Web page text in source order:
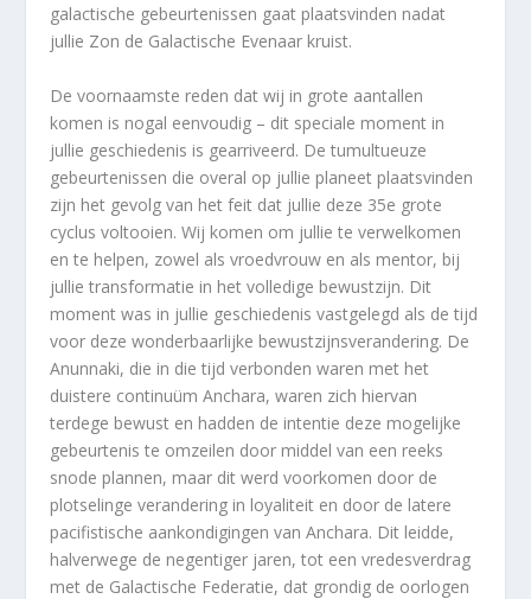
galactische gebeurtenissen gaat plaatsvinden nadat
jullie Zon de Galactische Evenaar kruist.
De voornaamste reden dat wij in grote aantallen
komen is nogal eenvoudig – dit speciale moment in
jullie geschiedenis is gearriveerd. De tumultueuze
gebeurtenissen die overal op jullie planeet plaatsvinden
zijn het gevolg van het feit dat jullie deze 35e grote
cyclus voltooien. Wij komen om jullie te verwelkomen
en te helpen, zowel als vroedvrouw en als mentor, bij
jullie transformatie in het volledige bewustzijn. Dit
moment was in jullie geschiedenis vastgelegd als de tijd
voor deze wonderbaarlijke bewustzijnsverandering. De
Anunnaki, die in die tijd verbonden waren met het
duistere continuüm Anchara, waren zich hiervan
terdege bewust en hadden de intentie deze mogelijke
gebeurtenis te omzeilen door middel van een reeks
snode plannen, maar dit werd voorkomen door de
plotselinge verandering in loyaliteit en door de latere
pacifistische aankondigingen van Anchara. Dit leidde,
halverwege de negentiger jaren, tot een vredesverdrag
met de Galactische Federatie, dat grondig de oorlogen